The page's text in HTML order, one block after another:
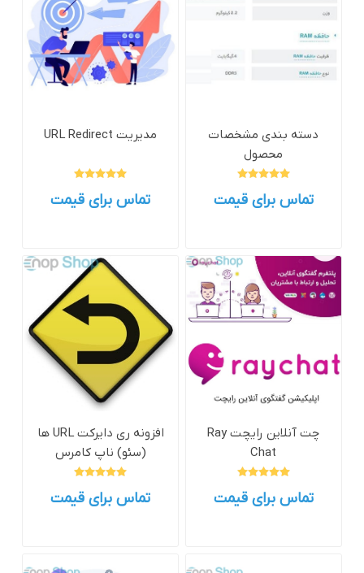
دسته بندی مشخصات
محصول
تماس برای قیمت
مدیریت URL Redirect
تماس برای قیمت
چت آنلاین رایچت Ray
Chat
تماس برای قیمت
افزونه ری دایرکت URL ها
(سئو) ناپ کامرس
تماس برای قیمت